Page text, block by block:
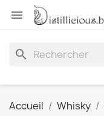

search
Accueil Whisky